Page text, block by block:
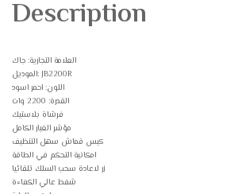
Description
العلامة التجارية: جاك
الموديل: JB2200R
اللون: احمر اسود
القدرة: 2200 وات
فرشاة بلاستيك
مؤشر الغبار الكامل
كيس قماش سهل التنظيف
امكانية التحكم في الطاقة
زر لاعادة سحب السلك تلقائيا
شفط عالي الكفاءة